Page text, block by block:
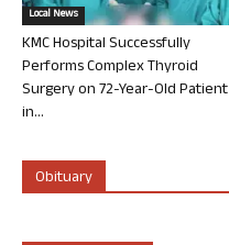
Local News
KMC Hospital Successfully
Performs Complex Thyroid
Surgery on 72-Year-Old Patient
in...
Obituary